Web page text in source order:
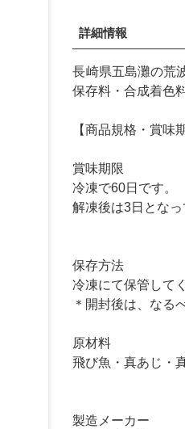
詳細情報
長崎県五島灘の荒
保存料・合成着色
【商品規格・賞味
賞味期限
冷凍で60日です。
解凍後は3日とな
保存方法
冷凍にて保管して
＊開封後は、なる
原材料
飛び魚・真あじ・
製造メーカー